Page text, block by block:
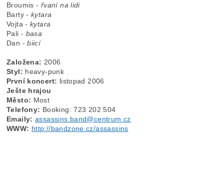
Broumis - řvaní na lidi
Barty -kytara
Vojta -kytara
Pali - basa
Dan -biicí
Založena: 2006
Styl: heavy-punk
První koncert: listopad 2006
Ješte hrajou
Město: Most
Telefony: Booking: 723 202 504
Emaily: assassins.band@centrum.cz
WWW: http://bandzone.cz/assassins